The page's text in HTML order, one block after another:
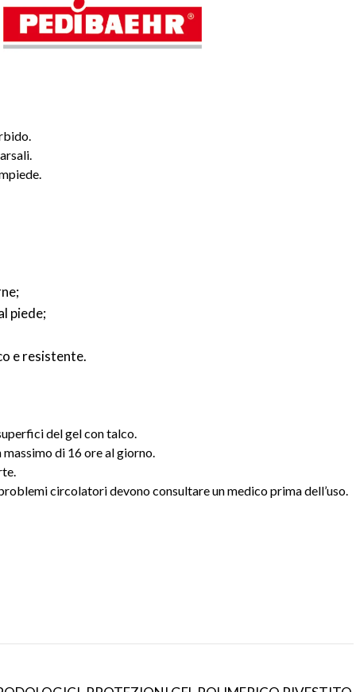
piede;
e resistente.
del gel con talco.
di 16 ore al giorno.
circolatori devono consultare un medico prima dell’uso.